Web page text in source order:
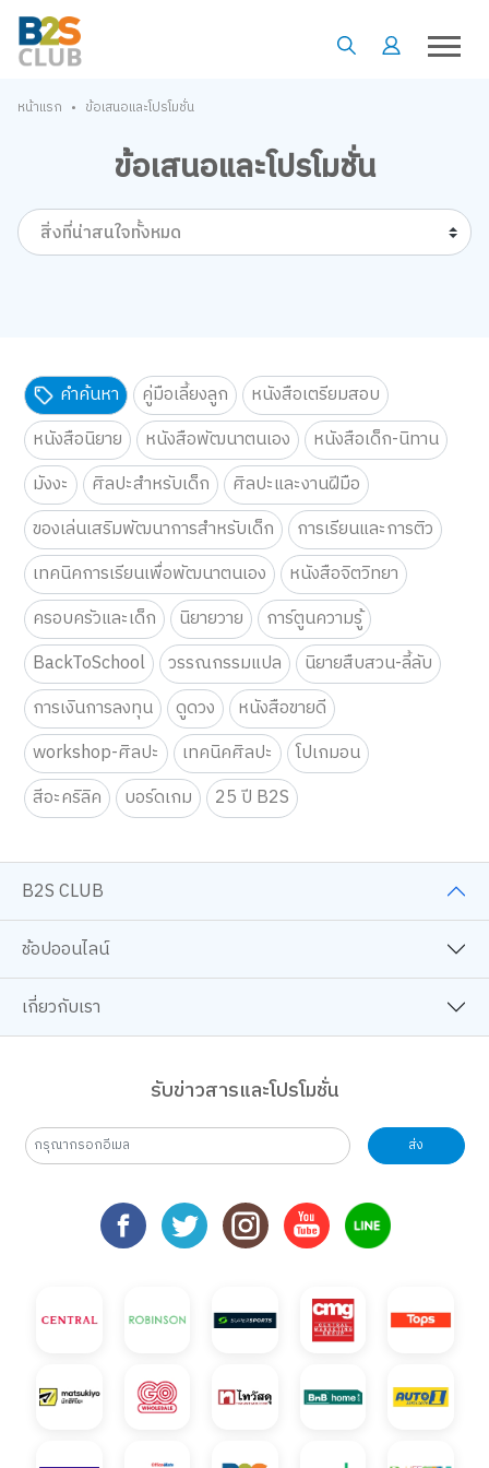
หน้าแรก • ข้อเสนอและโปรโมชั่น
ข้อเสนอและโปรโมชั่น
สิ่งที่น่าสนใจทั้งหมด
คำค้นหา คู่มือเลี้ยงลูก
หนังสือเตรียมสอบ
หนังสือนิยาย
หนังสือพัฒนาตนเอง
หนังสือเด็ก-นิทาน
มังงะ
ศิลปะสำหรับเด็ก
ศิลปะและงานฝีมือ
ของเล่นเสริมพัฒนาการสำหรับเด็ก
การเรียนและการติว
เทคนิคการเรียนเพื่อพัฒนาตนเอง
หนังสือจิตวิทยา
ครอบครัวและเด็ก
นิยายวาย
การ์ตูนความรู้
BackToSchool
วรรณกรรมแปล
นิยายสืบสวน-ลี้ลับ
การเงินการลงทุน
ดูดวง
หนังสือขายดี
workshop-ศิลปะ
เทคนิคศิลปะ
โปเกมอน
สีอะคริลิค
บอร์ดเกม 25 ปี B2S
B2S CLUB
ช้อปออนไลน์
เกี่ยวกับเรา
รับข่าวสารและโปรโมชั่น
ส่ง